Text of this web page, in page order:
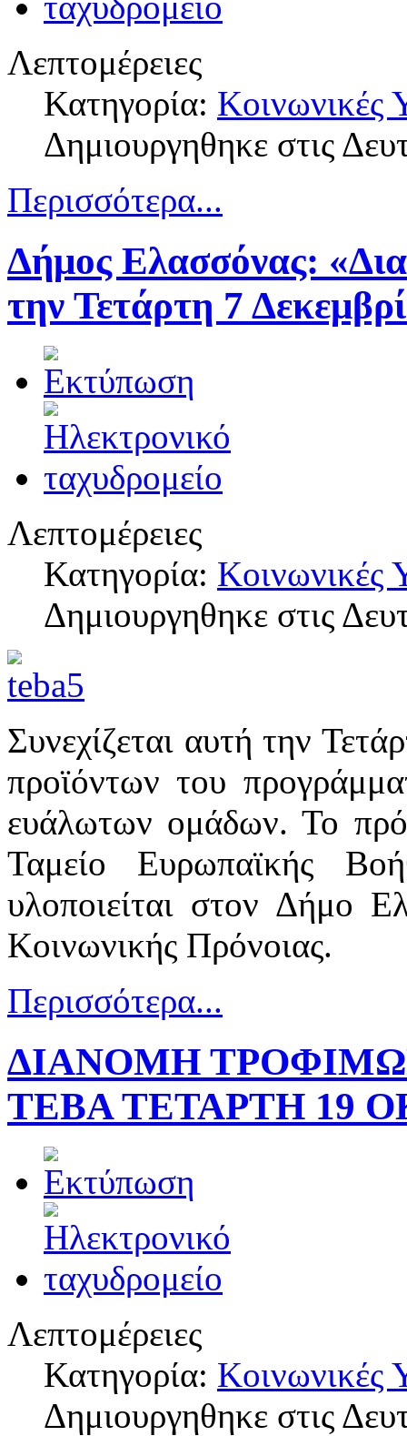
Λεπτομέρειες
Κατηγορία: Κοινωνικές
Δημιουργηθηκε στις
Περισσότερα...
Δήμος Ελασσόνας:
την Τετάρτη 7
Λεπτομέρειες
Κατηγορία: Κοινωνικές
Δημιουργηθηκε στις
Συνεχίζεται αυτή την
προϊόντων του
ευάλωτων ομάδων. Το
Ταμείο Ευρωπαϊκής
υλοποιείται στον Δήμο
Κοινωνικής Πρόνοιας.
Περισσότερα...
ΔΙΑΝΟΜΗ
ΤΕΒΑ ΤΕΤΑΡΤΗ 19
Λεπτομέρειες
Κατηγορία: Κοινωνικές
Δημιουργηθηκε στις